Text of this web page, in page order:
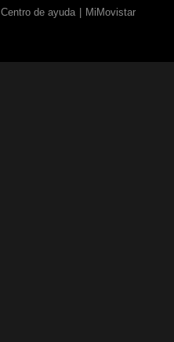
Centro de ayuda MiMovistar